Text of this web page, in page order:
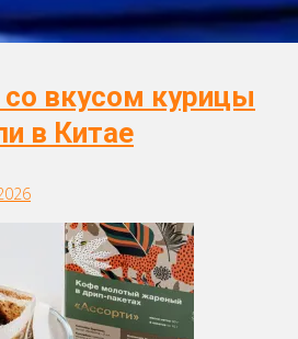
со вкусом курицы
в Китае